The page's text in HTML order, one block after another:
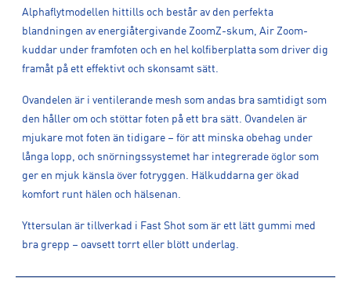
Alphaflytmodellen hittills och består av den perfekta
blandningen av energiåtergivande ZoomZ-skum, Air Zoom-
kuddar under framfoten och en hel kolfiberplatta som driver dig
framåt på ett effektivt och skonsamt sätt.
Ovandelen är i ventilerande mesh som andas bra samtidigt som
den håller om och stöttar foten på ett bra sätt. Ovandelen är
mjukare mot foten än tidigare – för att minska obehag under
långa lopp, och snörningssystemet har integrerade öglor som
ger en mjuk känsla över fotryggen. Hälkuddarna ger ökad
komfort runt hälen och hälsenan.
Yttersulan är tillverkad i Fast Shot som är ett lätt gummi med
bra grepp – oavsett torrt eller blött underlag.